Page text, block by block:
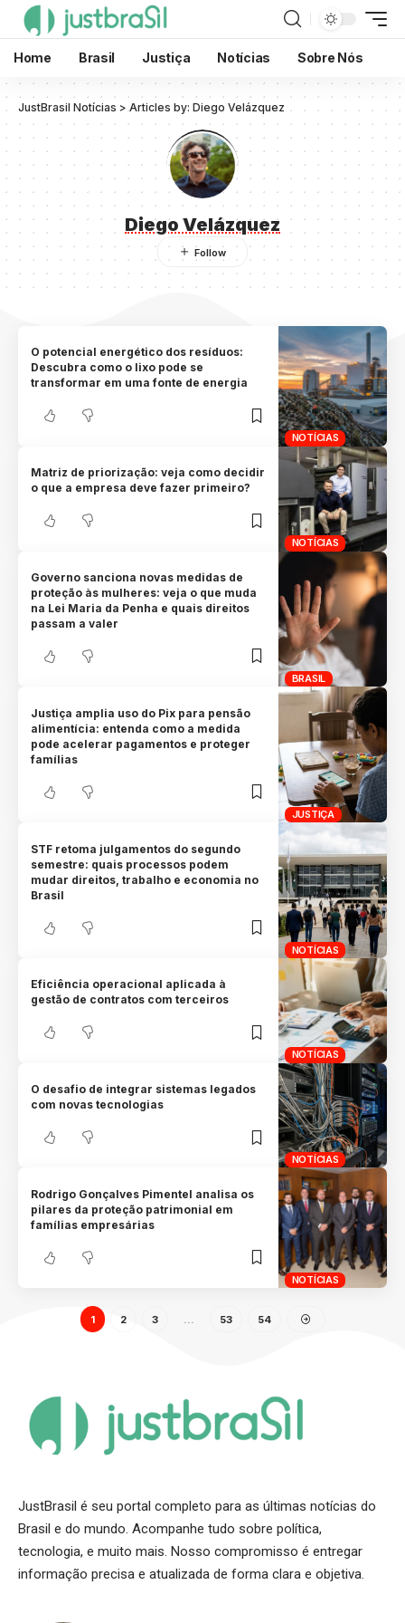
Home Brasil Justiça Notícias Sobre Nós
JustBrasil Notícias >Articles by: Diego Velázquez
Diego Velázquez
NOTÍCIAS
O potencial energético dos resíduos:
Descubra como o lixo pode se
transformar em uma fonte de energia
NOTÍCIAS
Matriz de priorização: veja como decidir
o que a empresa deve fazer primeiro?
BRASIL
Governo sanciona novas medidas de
proteção às mulheres: veja o que muda
na Lei Maria da Penha e quais direitos
passam a valer
JUSTIÇA
Justiça amplia uso do Pix para pensão
alimentícia: entenda como a medida
pode acelerar pagamentos e proteger
famílias
NOTÍCIAS
STF retoma julgamentos do segundo
semestre: quais processos podem
mudar direitos, trabalho e economia no
Brasil
NOTÍCIAS
Eficiência operacional aplicada à
gestão de contratos com terceiros
NOTÍCIAS
O desafio de integrar sistemas legados
com novas tecnologias
NOTÍCIAS
Rodrigo Gonçalves Pimentel analisa os
pilares da proteção patrimonial em
famílias empresárias
1 2 3 53 54
JustBrasil é seu portal completo para as últimas notícias do
Brasil e do mundo. Acompanhe tudo sobre política,
tecnologia, e muito mais. Nosso compromisso é entregar
informação precisa e atualizada de forma clara e objetiva.